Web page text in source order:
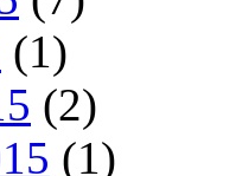
(1)
(2)
(1)